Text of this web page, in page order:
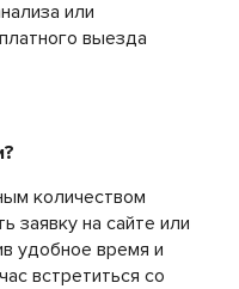
или
выезда
количеством
заявку на сайте или
удобное время и
встретиться со